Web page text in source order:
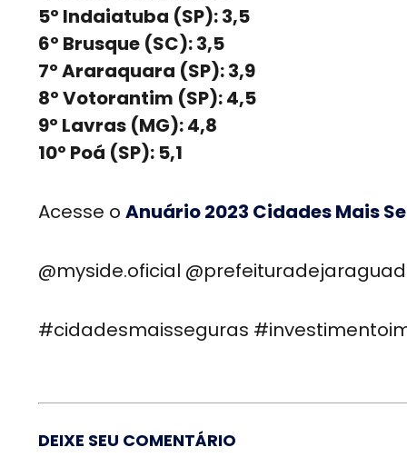
5º Indaiatuba (SP): 3,5
6º Brusque (SC): 3,5
7º Araraquara (SP): 3,9
8º Votorantim (SP): 4,5
9º Lavras (MG): 4,8
10º Poá (SP): 5,1
Acesse o Anuário 2023 Cidades Mais
@myside.oficial
#cidadesmaisseguras
DEIXE SEU COMENTÁRIO